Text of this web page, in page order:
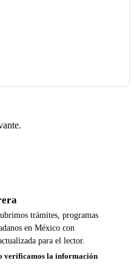
trámites, programas
en México con
para el lector.
verificamos la información